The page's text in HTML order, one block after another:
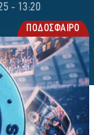
- 13:20
ΠΟΔΟΣΦΑΙΡΟ